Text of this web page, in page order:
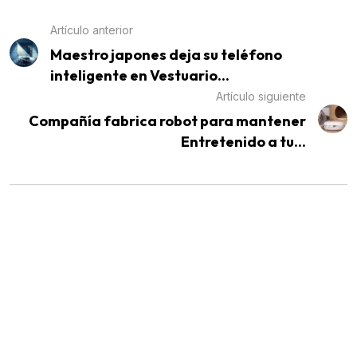
Artículo anterior
Maestro japones deja su teléfono
inteligente en Vestuario...
Artículo siguiente
Compañía fabrica robot para mantener
Entretenido a tu...